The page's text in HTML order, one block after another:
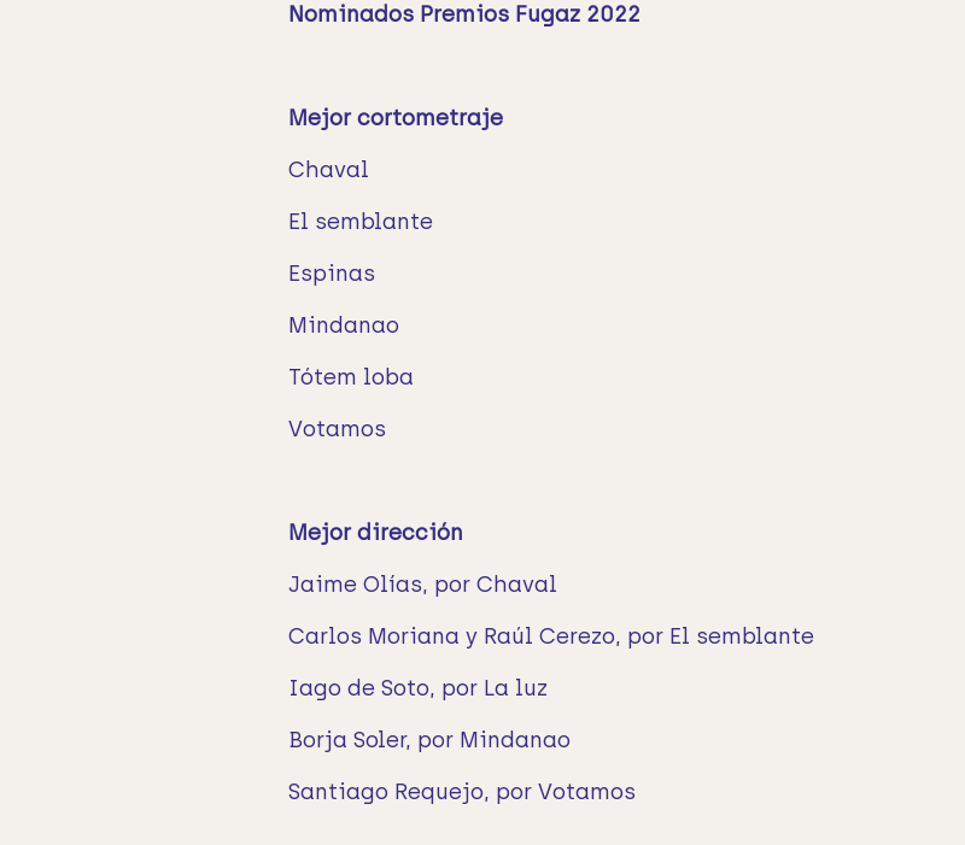
Nominados Premios Fugaz 2022
Mejor cortometraje
Chaval
El semblante
Espinas
Mindanao
Tótem loba
Votamos
Mejor dirección
Jaime Olías, por Chaval
Carlos Moriana y Raúl Cerezo, por El semblante
Iago de Soto, por La luz
Borja Soler, por Mindanao
Santiago Requejo, por Votamos